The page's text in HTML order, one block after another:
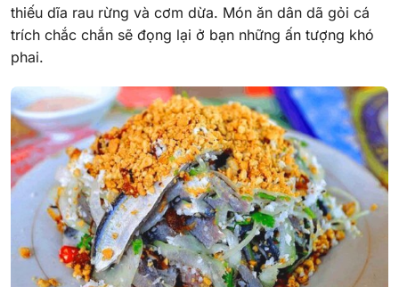
thiếu dĩa rau rừng và cơm dừa. Món ăn dân dã gỏi cá
trích chắc chắn sẽ đọng lại ở bạn những ấn tượng khó
phai.